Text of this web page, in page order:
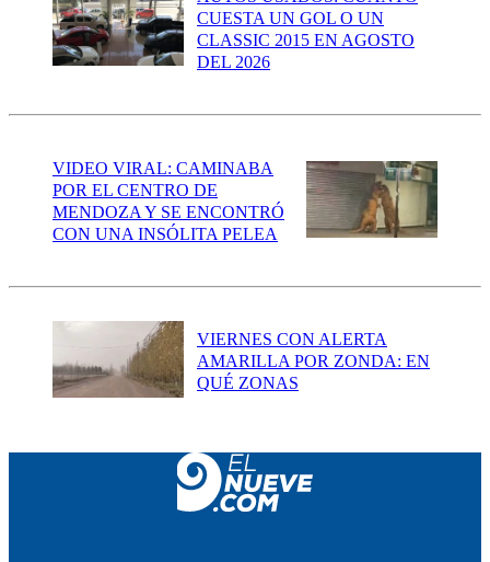
CUESTA UN GOL O UN
CLASSIC 2015 EN AGOSTO
DEL 2026
VIDEO VIRAL: CAMINABA
POR EL CENTRO DE
MENDOZA Y SE ENCONTRÓ
CON UNA INSÓLITA PELEA
VIERNES CON ALERTA
AMARILLA POR ZONDA: EN
QUÉ ZONAS